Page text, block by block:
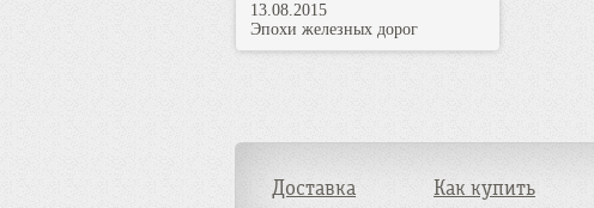
13.08.2015
Эпохи железных дорог
Доставка Как купить